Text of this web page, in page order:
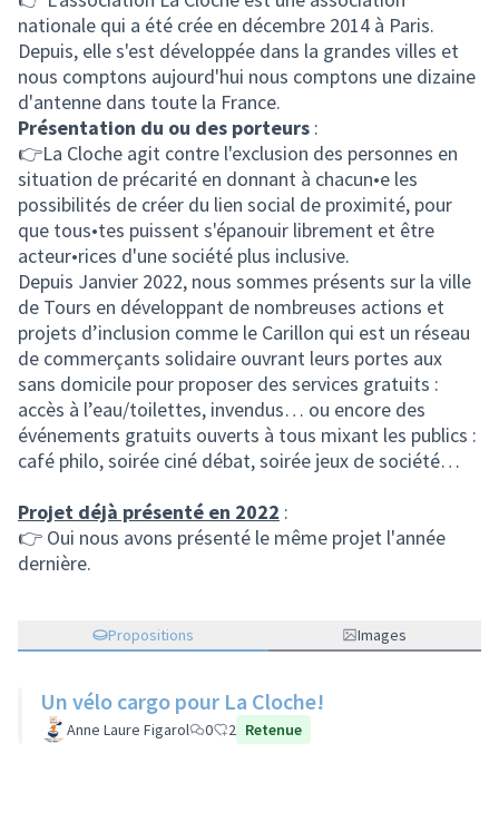
nationale qui a été crée en décembre 2014 à Paris.
Depuis, elle s'est développée dans la grandes villes et
nous comptons aujourd'hui nous comptons une dizaine
d'antenne dans toute la France.
Présentation du ou des porteurs :
👉La Cloche agit contre l'exclusion des personnes en
situation de précarité en donnant à chacun•e les
possibilités de créer du lien social de proximité, pour
que tous•tes puissent s'épanouir librement et être
acteur•rices d'une société plus inclusive.
Depuis Janvier 2022, nous sommes présents sur la ville
de Tours en développant de nombreuses actions et
projets d’inclusion comme le Carillon qui est un réseau
de commerçants solidaire ouvrant leurs portes aux
sans domicile pour proposer des services gratuits :
accès à l’eau/toilettes, invendus… ou encore des
événements gratuits ouverts à tous mixant les publics :
café philo, soirée ciné débat, soirée jeux de société…
Projet déjà présenté en 2022 :
👉 Oui nous avons présenté le même projet l'année
dernière.
Propositions Images
Un vélo cargo pour La Cloche!
Anne Laure Figarol 0 2 Retenue